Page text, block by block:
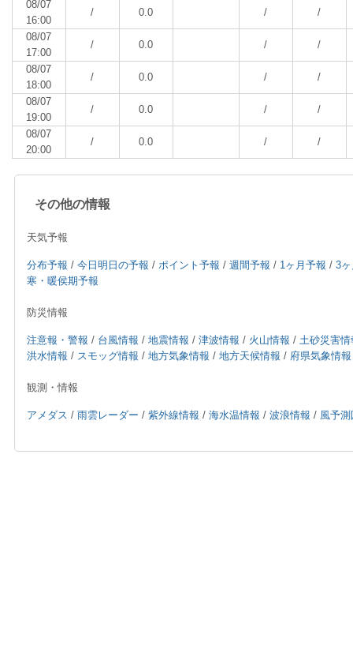
08/07
16:00
/ 0.0 / /
08/07
17:00
/ 0.0 / /
08/07
18:00
/ 0.0 / /
08/07
19:00
/ 0.0 / /
08/07
20:00
/ 0.0 / /
その他の情報
天気予報
分布予報 / 今日明日の予報 / ポイント予報 / 週間予報 / 1ヶ月予報 / 3
寒・暖侯期予報
防災情報
注意報・警報 / 台風情報 / 地震情報 / 津波情報 / 火山情報 / 土砂災害情
洪水情報 / スモッグ情報 / 地方気象情報 / 地方天候情報 / 府県気象情報
観測・情報
アメダス / 雨雲レーダー / 紫外線情報 / 海水温情報 / 波浪情報 / 風予測